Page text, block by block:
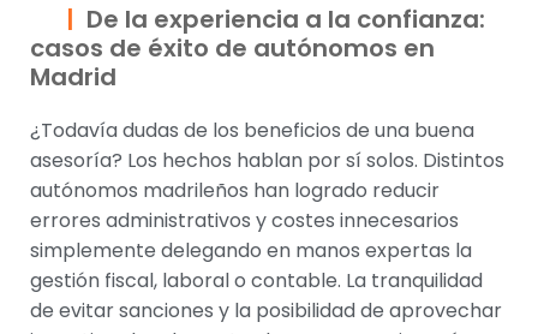
De la experiencia a la confianza:
casos de éxito de autónomos en
Madrid
¿Todavía dudas de los beneficios de una buena
asesoría? Los hechos hablan por sí solos. Distintos
autónomos madrileños han logrado reducir
errores administrativos y costes innecesarios
simplemente delegando en manos expertas la
gestión fiscal, laboral o contable. La tranquilidad
de evitar sanciones y la posibilidad de aprovechar